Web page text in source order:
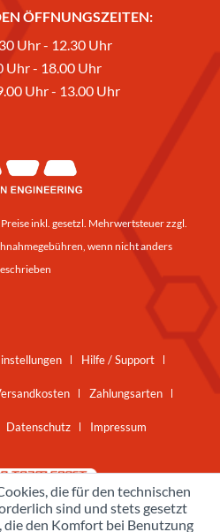
ÖFFNUNGSZEITEN:
Uhr - 12.30 Uhr
Uhr - 18.00 Uhr
Uhr - 13.00 Uhr
inkl. gesetzl. Mehrwertsteuer zzgl.
wenn nicht anders
Hilfe / Support
Zahlungsarten
Datenschutz Impressum
die für den technischen
sind und stets gesetzt
die den Komfort bei Benutzung